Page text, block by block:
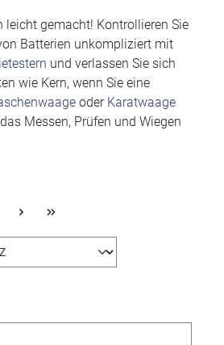
leicht gemacht! Kontrollieren Sie
Batterien unkompliziert mit
und verlassen Sie sich
wie Kern, wenn Sie eine
oder Karatwaage
Messen, Prüfen und Wiegen